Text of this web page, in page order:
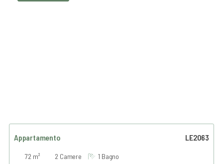
Appartamento LE2063
72 m² 2 Camere 1 Bagno